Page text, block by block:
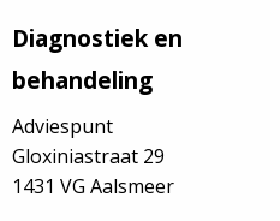
Diagnostiek en
behandeling
Adviespunt
Gloxiniastraat 29
1431 VG Aalsmeer